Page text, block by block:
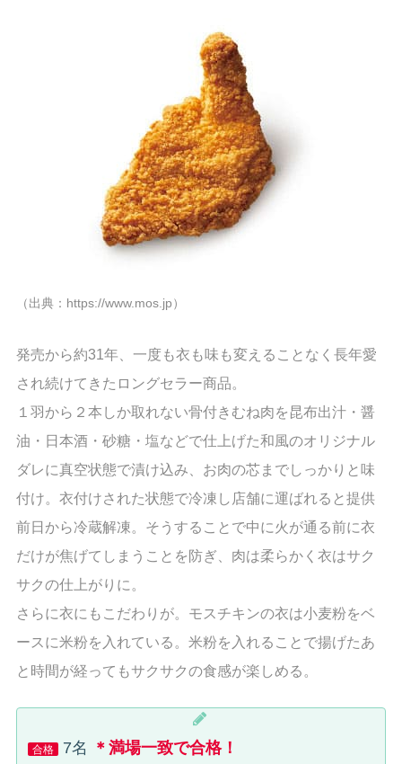
（出典：https://www.mos.jp）
発売から約31年、一度も衣も味も変えることなく長年愛
され続けてきたロングセラー商品。
１羽から２本しか取れない骨付きむね肉を昆布出汁・醤
油・日本酒・砂糖・塩などで仕上げた和風のオリジナル
ダレに真空状態で漬け込み、お肉の芯までしっかりと味
付け。衣付けされた状態で冷凍し店舗に運ばれると提供
前日から冷蔵解凍。そうすることで中に火が通る前に衣
だけが焦げてしまうことを防ぎ、肉は柔らかく衣はサク
サクの仕上がりに。
さらに衣にもこだわりが。モスチキンの衣は小麦粉をベ
ースに米粉を入れている。米粉を入れることで揚げたあ
と時間が経ってもサクサクの食感が楽しめる。
合格 7名 ＊満場一致で合格！